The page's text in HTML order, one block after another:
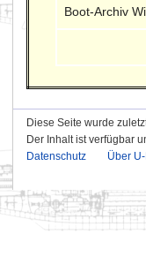
Boot-Archiv
Diese Seite wurde
Der Inhalt ist verfügbar
Datenschutz
Über